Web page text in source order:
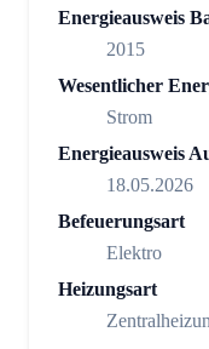
Energieausweis
2015
Wesentlicher
Strom
Energieausweis
18.05.2026
Befeuerungsart
Elektro
Heizungsart